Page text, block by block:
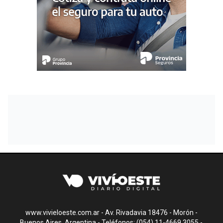
www.vivieloeste.com.ar - Av. Rivadavia 18476 - Morón -